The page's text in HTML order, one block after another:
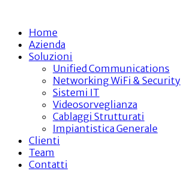
Home
Azienda
Soluzioni
Unified Communications
Networking WiFi & Security
Sistemi IT
Videosorveglianza
Cablaggi Strutturati
Impiantistica Generale
Clienti
Team
Contatti